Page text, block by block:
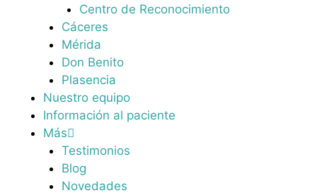
Centro de Reconocimiento
Cáceres
Mérida
Don Benito
Plasencia
Nuestro equipo
Información al paciente
Más
Testimonios
Blog
Novedades